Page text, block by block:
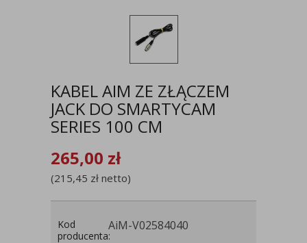
KABEL AIM ZE ZŁĄCZEM
JACK DO SMARTYCAM
SERIES 100 CM
265,00 zł
(215,45 zł netto)
Kod
producenta:
AiM-V02584040